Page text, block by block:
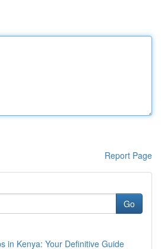
Report Page
Go
in Kenya: Your Definitive Guide